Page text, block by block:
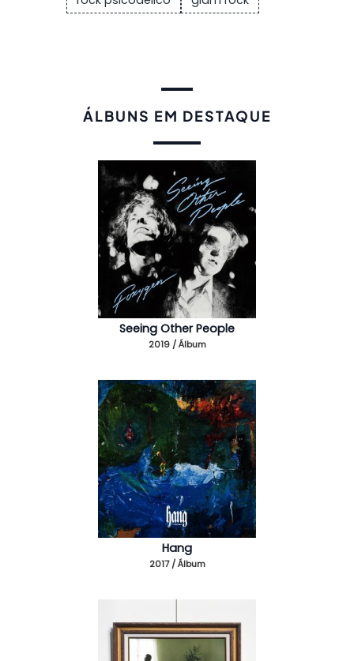
ÁLBUNS EM DESTAQUE
Seeing Other People
2019 / Álbum
Hang
2017 / Álbum